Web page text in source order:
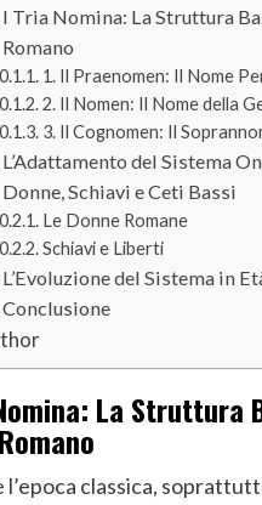
I Tria Nomina: La Struttura
Romano
1. Il Praenomen: Il Nome
2. Il Nomen: Il Nome della
3. Il Cognomen: Il
L’Adattamento del Sistema
Donne, Schiavi e Ceti Bassi
Le Donne Romane
Schiavi e Liberti
L’Evoluzione del Sistema in
Conclusione
La Struttura
l’epoca classica,